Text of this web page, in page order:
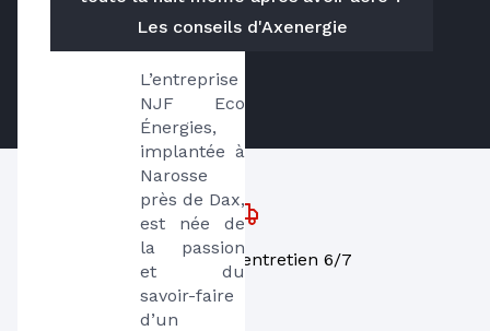
L’entreprise
NJF Eco
Énergies,
implantée à
Narosse
près de Dax,
est née de
la passion
et du
savoir-faire
d’un
Les conseils d'Axenergie
Dépannage, entretien 6/7